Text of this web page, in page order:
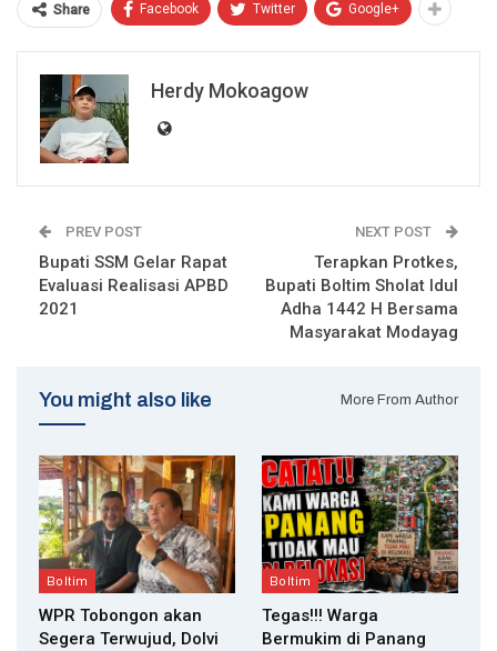
Share Facebook Twitter Google+
Herdy Mokoagow
PREV POST
Bupati SSM Gelar Rapat
Evaluasi Realisasi APBD
2021
NEXT POST
Terapkan Protkes,
Bupati Boltim Sholat Idul
Adha 1442 H Bersama
Masyarakat Modayag
You might also like More From Author
Boltim
WPR Tobongon akan
Segera Terwujud, Dolvi
Boltim
Tegas!!! Warga
Bermukim di Panang